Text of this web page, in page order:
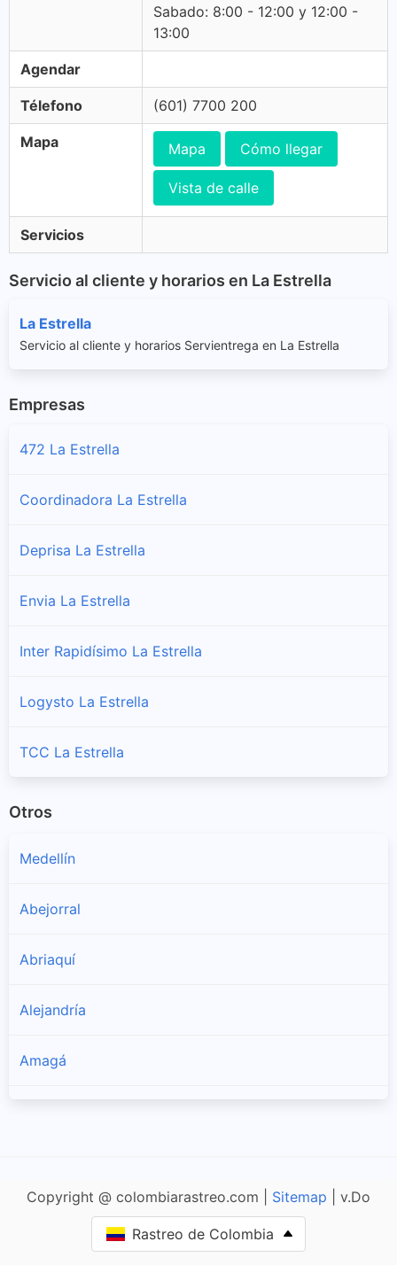
Sabado: 8:00 - 12:00 y 12:00 -
13:00
Agendar
Télefono (601) 7700 200
Mapa Mapa Cómo llegar
Vista de calle
Servicios
Servicio al cliente y horarios en La Estrella
La Estrella
Servicio al cliente y horarios Servientrega en La Estrella
Empresas
472 La Estrella
Coordinadora La Estrella
Deprisa La Estrella
Envia La Estrella
Inter Rapidísimo La Estrella
Logysto La Estrella
TCC La Estrella
Otros
Medellín
Abejorral
Abriaquí
Alejandría
Amagá
Angelópolis
Copyright @ colombiarastreo.com | Sitemap | v.Do
Rastreo de Colombia